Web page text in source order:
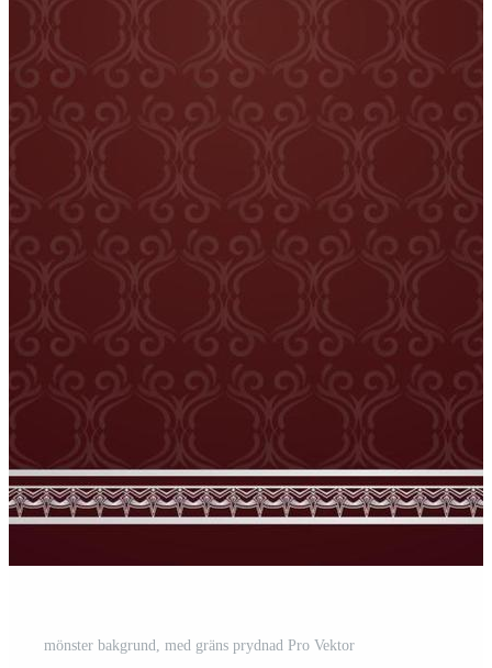
mönster bakgrund, med gräns prydnad Pro Vektor